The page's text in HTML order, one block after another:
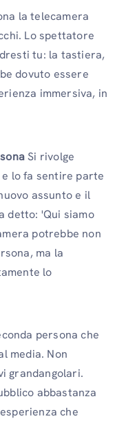
la telecamera
Lo spettatore
tu: la tastiera,
dovuto essere
immersiva, in
Si rivolge
lo fa sentire parte
assunto e il
detto: 'Qui siamo
potrebbe non
ma la
lo
persona che
media. Non
grandangolari.
abbastanza
che